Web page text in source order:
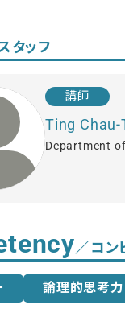
タッフ
講師
Ting Chau-
Department
／コン
論理的思考力